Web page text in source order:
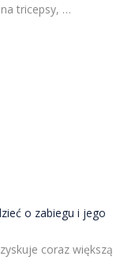
tricepsy, …
o zabiegu i jego
coraz większą